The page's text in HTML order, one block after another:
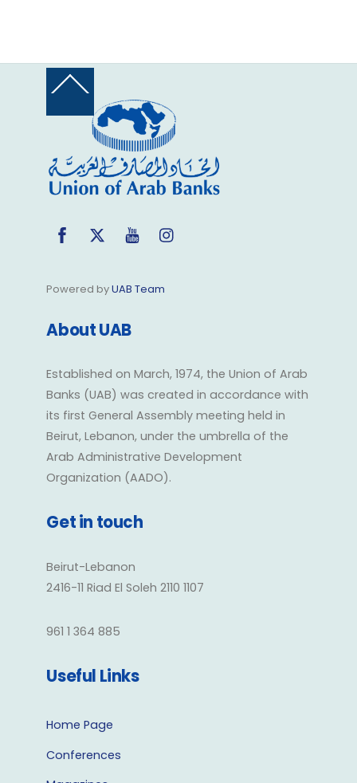
Back
Top
FacebookTwitter YouTube
Powered byUAB Team
About UAB
Established on March, 1974, the Union of Arab
Banks (UAB) was created in accordance with
its first General Assembly meeting held in
Beirut, Lebanon, under the umbrella of the
Arab Administrative Development
Organization (AADO).
Get in touch
Beirut-Lebanon
2416-11 Riad El Soleh 2110 1107
961 1 364 885
Useful Links
Home Page
Conferences